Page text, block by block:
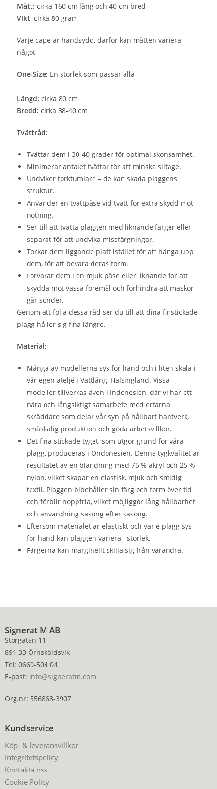
Mått: cirka 160 cm lång och 40 cm bred
Vikt: cirka 80 gram
Varje cape är handsydd, därför kan måtten variera
något
One-Size: En storlek som passar alla
Längd: cirka 80 cm
Bredd: cirka 38-40 cm
Tvättråd:
Tvättar dem i 30-40 grader för optimal skonsamhet.
Minimerar antalet tvättar för att minska slitage.
Undviker torktumlare – de kan skada plaggens
struktur.
Använder en tvättpåse vid tvätt för extra skydd mot
nötning.
Ser till att tvätta plaggen med liknande färger eller
separat för att undvika missfärgningar.
Torkar dem liggande platt istället för att hänga upp
dem, för att bevara deras form.
Förvarar dem i en mjuk påse eller liknande för att
skydda mot vassa föremål och förhindra att maskor
går sönder.
Genom att följa dessa råd ser du till att dina finstickade
plagg håller sig fina längre.
Material:
Många av modellerna sys för hand och i liten skala i
vår egen ateljé i Vattlång, Hälsingland. Vissa
modeller tillverkas även i Indonesien, där vi har ett
nära och långsiktigt samarbete med erfarna
skräddare som delar vår syn på hållbart hantverk,
småskalig produktion och goda arbetsvillkor.
Det fina stickade tyget, som utgör grund för våra
plagg, produceras i Ondonesien. Denna tygkvalitet är
resultatet av en blandning med 75 % akryl och 25 %
nylon, vilket skapar en elastisk, mjuk och smidig
textil. Plaggen bibehåller sin färg och form över tid
och förblir noppfria, vilket möjliggör lång hållbarhet
och användning säsong efter säsong.
Eftersom materialet är elastiskt och varje plagg sys
för hand kan plaggen variera i storlek.
Färgerna kan marginellt skilja sig från varandra.
Signerat M AB
Storgatan 11
891 33 Örnsköldsvik
Tel: 0660-504 04
E-post: info@signeratm.com
Org.nr: 556868-3907
Kundservice
Köp- & leveransvillkor
Integritetspolicy
Kontakta oss
Cookie Policy